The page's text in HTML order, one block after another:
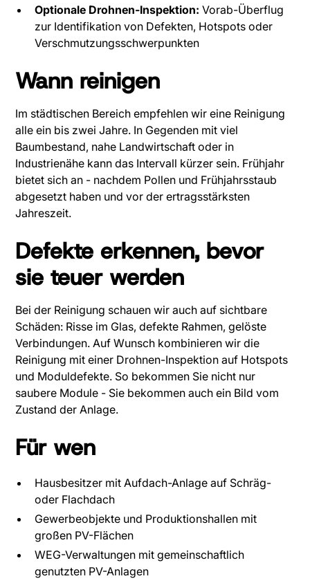
Optionale Drohnen-Inspektion: Vorab-Überflug
zur Identifikation von Defekten, Hotspots oder
Verschmutzungsschwerpunkten
Wann reinigen
Im städtischen Bereich empfehlen wir eine Reinigung
alle ein bis zwei Jahre. In Gegenden mit viel
Baumbestand, nahe Landwirtschaft oder in
Industrienähe kann das Intervall kürzer sein. Frühjahr
bietet sich an - nachdem Pollen und Frühjahrsstaub
abgesetzt haben und vor der ertragsstärksten
Jahreszeit.
Defekte erkennen, bevor
sie teuer werden
Bei der Reinigung schauen wir auch auf sichtbare
Schäden: Risse im Glas, defekte Rahmen, gelöste
Verbindungen. Auf Wunsch kombinieren wir die
Reinigung mit einer Drohnen-Inspektion auf Hotspots
und Moduldefekte. So bekommen Sie nicht nur
saubere Module - Sie bekommen auch ein Bild vom
Zustand der Anlage.
Für wen
Hausbesitzer mit Aufdach-Anlage auf Schräg-
oder Flachdach
Gewerbeobjekte und Produktionshallen mit
großen PV-Flächen
WEG-Verwaltungen mit gemeinschaftlich
genutzten PV-Anlagen